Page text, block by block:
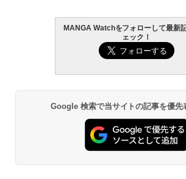
MANGA Watchをフォローして最新
ェック！
Google 検索で当サイトの記事を優先